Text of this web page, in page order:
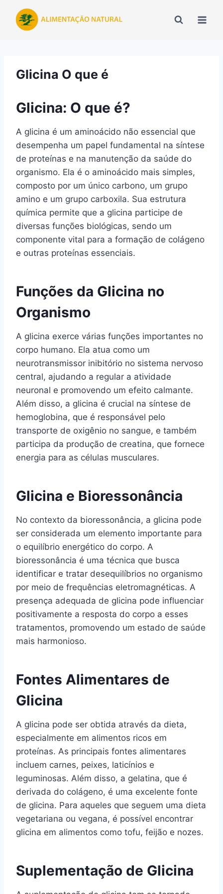
para
Glicina O que é
Glicina: O que é?
A glicina é um aminoácido não essencial que
desempenha um papel fundamental na síntese
de proteínas e na manutenção da saúde do
organismo. Ela é o aminoácido mais simples,
composto por um único carbono, um grupo
amino e um grupo carboxila. Sua estrutura
química permite que a glicina participe de
diversas funções biológicas, sendo um
componente vital para a formação de colágeno
e outras proteínas essenciais.
Funções da Glicina no
Organismo
A glicina exerce várias funções importantes no
corpo humano. Ela atua como um
neurotransmissor inibitório no sistema nervoso
central, ajudando a regular a atividade
neuronal e promovendo um efeito calmante.
Além disso, a glicina é crucial na síntese de
hemoglobina, que é responsável pelo
transporte de oxigênio no sangue, e também
participa da produção de creatina, que fornece
energia para as células musculares.
Glicina e Bioressonância
No contexto da bioressonância, a glicina pode
ser considerada um elemento importante para
o equilíbrio energético do corpo. A
bioressonância é uma técnica que busca
identificar e tratar desequilíbrios no organismo
por meio de frequências eletromagnéticas. A
presença adequada de glicina pode influenciar
positivamente a resposta do corpo a esses
tratamentos, promovendo um estado de saúde
mais harmonioso.
Fontes Alimentares de
Glicina
A glicina pode ser obtida através da dieta,
especialmente em alimentos ricos em
proteínas. As principais fontes alimentares
incluem carnes, peixes, laticínios e
leguminosas. Além disso, a gelatina, que é
derivada do colágeno, é uma excelente fonte
de glicina. Para aqueles que seguem uma dieta
vegetariana ou vegana, é possível encontrar
glicina em alimentos como tofu, feijão e nozes.
Suplementação de Glicina